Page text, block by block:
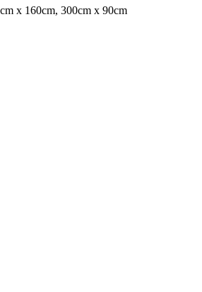
x 160cm, 300cm x 90cm